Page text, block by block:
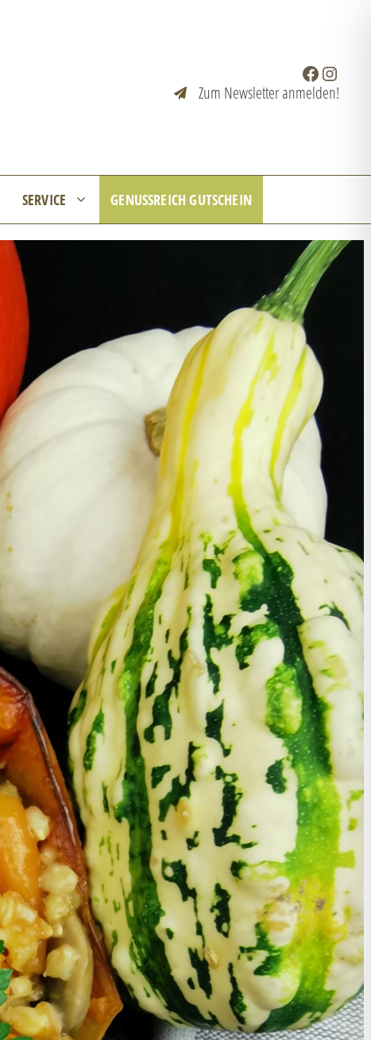
Facebook
Zum Newsletter anmelden!
SERVICE GENUSSREICH GUTSCHEIN